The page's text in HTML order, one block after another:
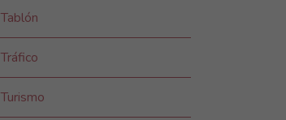
Tablón
Tráfico
Turismo